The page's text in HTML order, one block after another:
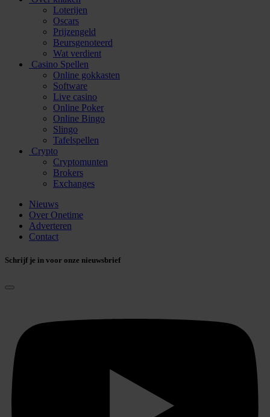
Loterijen
Oscars
Prijzengeld
Beursgenoteerd
Wat verdient
Casino Spellen
Online gokkasten
Software
Live casino
Online Poker
Online Bingo
Slingo
Tafelspellen
Crypto
Cryptomunten
Brokers
Exchanges
Nieuws
Over Onetime
Adverteren
Contact
Schrijf je in voor onze nieuwsbrief